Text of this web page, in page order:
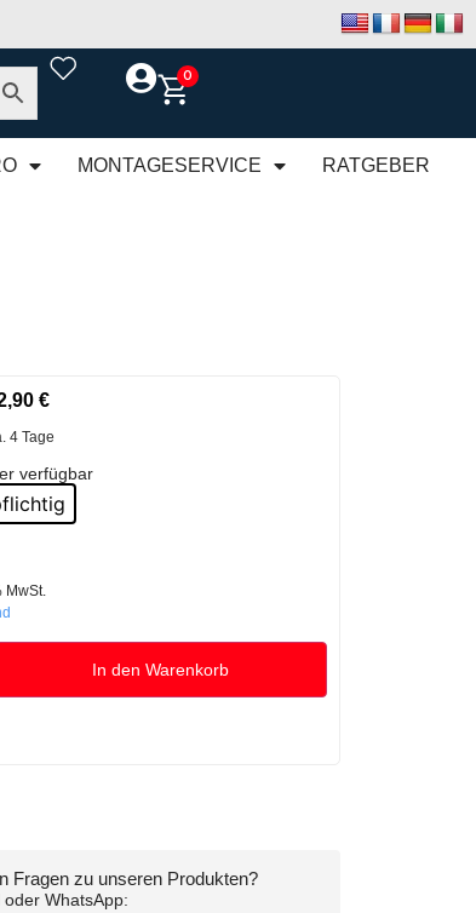
0
MONTAGESERVICE RATGEBER
€
4 Tage
verfügbar
MwSt.
In den Warenkorb
Fragen zu unseren Produkten?
WhatsApp: